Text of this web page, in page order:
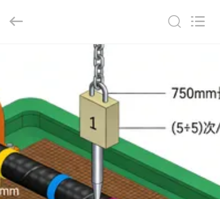
ভিডিও
আমাদের
সম্পর্কে
কারখানা